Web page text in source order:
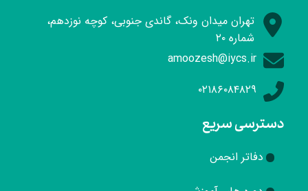
تهران میدان ونک، گاندی جنوبی، کوچه نوزدهم،
شماره ۲۰
amoozesh@iycs.ir
۰۲۱۸۶۰۸۴۸۲۹
دسترسی سریع
دفاتر انجمن